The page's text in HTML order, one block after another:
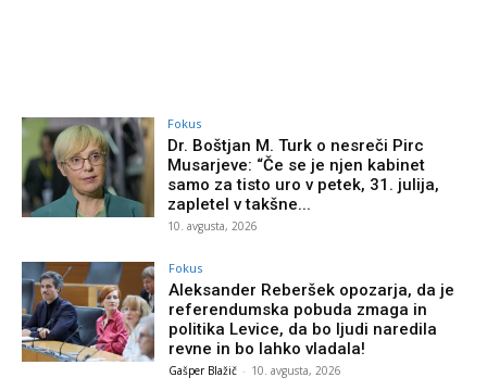
Fokus
Dr. Boštjan M. Turk o nesreči Pirc
Musarjeve: “Če se je njen kabinet
samo za tisto uro v petek, 31. julija,
zapletel v takšne...
10. avgusta, 2026
Fokus
Aleksander Reberšek opozarja, da je
referendumska pobuda zmaga in
politika Levice, da bo ljudi naredila
revne in bo lahko vladala!
Gašper Blažič - 10. avgusta, 2026